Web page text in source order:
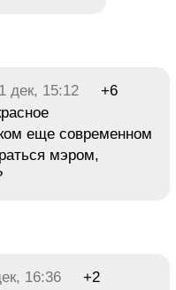
дек, 15:12
+6
еще современном
мэром,
16:36
+2